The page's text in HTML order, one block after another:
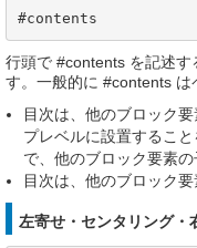
#contents
行頭で #contents を記述す
す。一般的に #contents は
目次は、他のブロック
プレベルに設置するこ
で、他のブロック要素の
目次は、他のブロック
左寄せ・センタリング・